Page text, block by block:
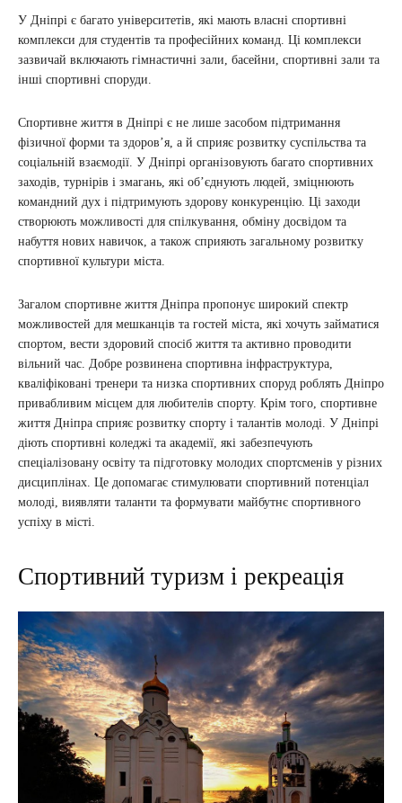
У Дніпрі є багато університетів, які мають власні спортивні
комплекси для студентів та професійних команд. Ці комплекси
зазвичай включають гімнастичні зали, басейни, спортивні зали та
інші спортивні споруди.
Спортивне життя в Дніпрі є не лише засобом підтримання
фізичної форми та здоров’я, а й сприяє розвитку суспільства та
соціальній взаємодії. У Дніпрі організовують багато спортивних
заходів, турнірів і змагань, які об’єднують людей, зміцнюють
командний дух і підтримують здорову конкуренцію. Ці заходи
створюють можливості для спілкування, обміну досвідом та
набуття нових навичок, а також сприяють загальному розвитку
спортивної культури міста.
Загалом спортивне життя Дніпра пропонує широкий спектр
можливостей для мешканців та гостей міста, які хочуть займатися
спортом, вести здоровий спосіб життя та активно проводити
вільний час. Добре розвинена спортивна інфраструктура,
кваліфіковані тренери та низка спортивних споруд роблять Дніпро
привабливим місцем для любителів спорту. Крім того, спортивне
життя Дніпра сприяє розвитку спорту і талантів молоді. У Дніпрі
діють спортивні коледжі та академії, які забезпечують
спеціалізовану освіту та підготовку молодих спортсменів у різних
дисциплінах. Це допомагає стимулювати спортивний потенціал
молоді, виявляти таланти та формувати майбутнє спортивного
успіху в місті.
Спортивний туризм і рекреація